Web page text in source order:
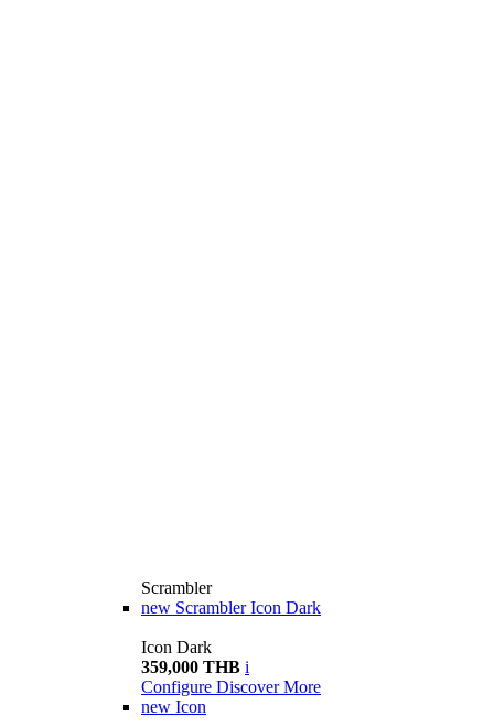
Scrambler
new Scrambler Icon Dark
Icon Dark
359,000 THB i
Configure Discover More
new Icon